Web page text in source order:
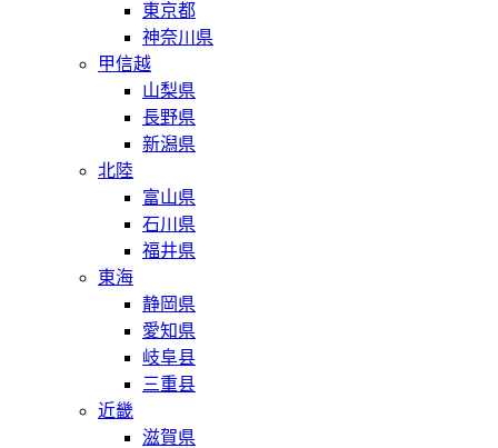
東京都
神奈川県
甲信越
山梨県
長野県
新潟県
北陸
富山県
石川県
福井県
東海
静岡県
愛知県
岐阜县
三重县
近畿
滋賀県